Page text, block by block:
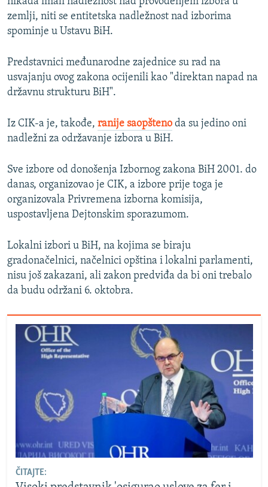
zemlji, niti se entitetska nadležnost nad izborima
spominje u Ustavu BiH.
Predstavnici međunarodne zajednice su rad na
usvajanju ovog zakona ocijenili kao "direktan napad na
državnu strukturu BiH".
Iz CIK-a je, takođe, ranije saopšteno da su jedino oni
nadležni za održavanje izbora u BiH.
Sve izbore od donošenja Izbornog zakona BiH 2001. do
danas, organizovao je CIK, a izbore prije toga je
organizovala Privremena izborna komisija,
uspostavljena Dejtonskim sporazumom.
Lokalni izbori u BiH, na kojima se biraju
gradonačelnici, načelnici opština i lokalni parlamenti,
nisu još zakazani, ali zakon predviđa da bi oni trebalo
da budu održani 6. oktobra.
ČITAJTE: